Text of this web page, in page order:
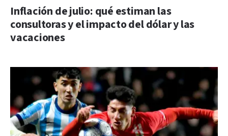
Inflación de julio: qué estiman las
consultoras y el impacto del dólar y las
vacaciones